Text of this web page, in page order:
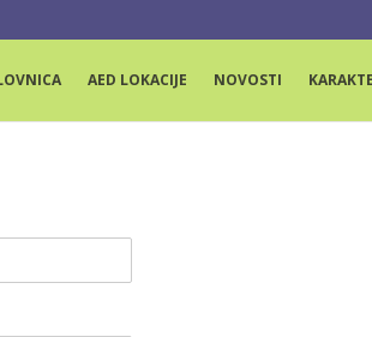
AED LOKACIJE NOVOSTI